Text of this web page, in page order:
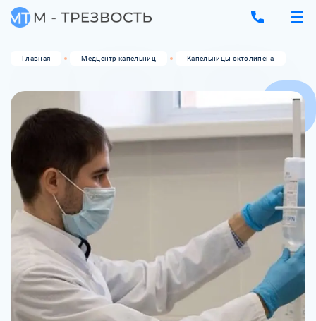
Главная Медцентр капельниц Капельницы октолипена